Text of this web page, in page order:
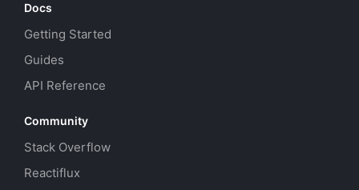
Docs
Getting Started
Guides
API Reference
Community
Stack Overflow
Reactiflux